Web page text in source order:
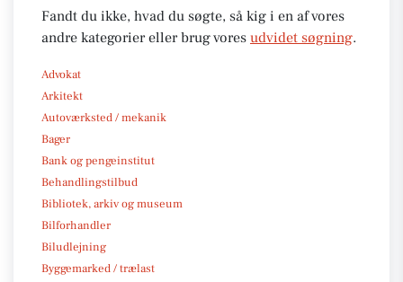
Fandt du ikke, hvad du søgte, så kig i en af vores
andre kategorier eller brug vores udvidet søgning.
Advokat
Arkitekt
Autoværksted / mekanik
Bager
Bank og pengeinstitut
Behandlingstilbud
Bibliotek, arkiv og museum
Bilforhandler
Biludlejning
Byggemarked / trælast